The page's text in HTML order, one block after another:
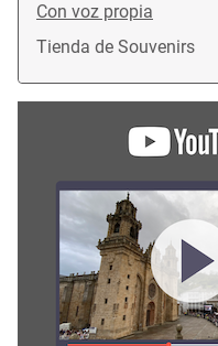
Con voz propia
Tienda de Souvenirs